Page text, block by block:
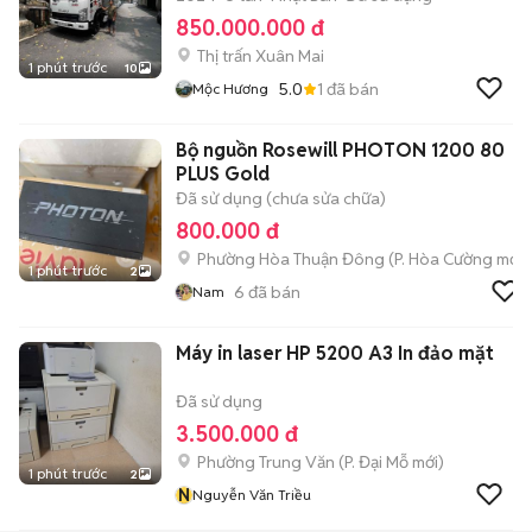
1 phút trước 10
850.000.000 đ
Thị trấn Xuân Mai
Mộc Hương 5.0 1 đã bán
1 phút trước 2
Bộ nguồn Rosewill PHOTON 1200 80
PLUS Gold
Đã sử dụng (chưa sửa chữa)
800.000 đ
Phường Hòa Thuận Đông (P. Hòa Cường mới)
Nam 6 đã bán
1 phút trước 2
Máy in laser HP 5200 A3 In đảo mặt
Đã sử dụng
3.500.000 đ
Phường Trung Văn (P. Đại Mỗ mới)
NNguyễn Văn Triều